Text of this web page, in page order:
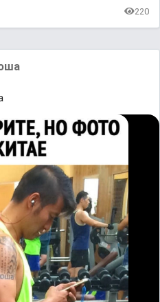
220